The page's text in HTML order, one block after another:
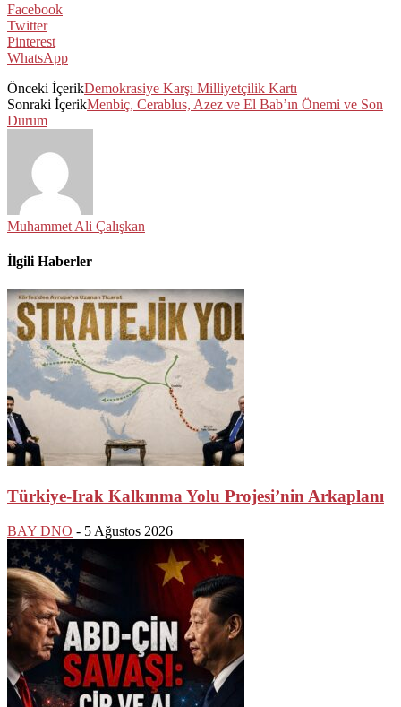
Facebook
Twitter
Pinterest
WhatsApp
Önceki İçerikDemokrasiye Karşı Milliyetçilik Kartı
Sonraki İçerikMenbiç, Cerablus, Azez ve El Bab’ın Önemi ve Son
Durum
Muhammet Ali Çalışkan
İlgili Haberler
Türkiye-Irak Kalkınma Yolu Projesi’nin Arkaplanı
BAY DNO - 5 Ağustos 2026